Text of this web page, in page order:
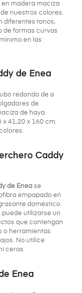
en madera maciza
nuestros colores.
diferentes tonos,
de formas curvas
en las
de Enea
redondo de ø
de
de haya.
x 41,20 x 160 cm.
Caddy
de Enea se
empapado en
doméstico.
puede utilizarse un
que contengan
o herramientas
No utilice
ceras.
Enea